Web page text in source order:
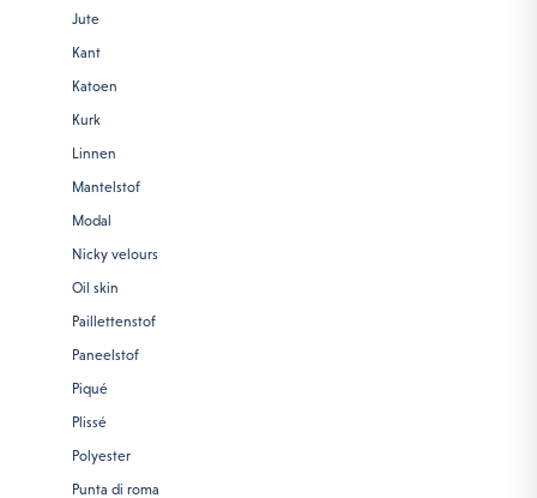
Jute
Kant
Katoen
Kurk
Linnen
Mantelstof
Modal
Nicky velours
Oil skin
Paillettenstof
Paneelstof
Piqué
Plissé
Polyester
Punta di roma